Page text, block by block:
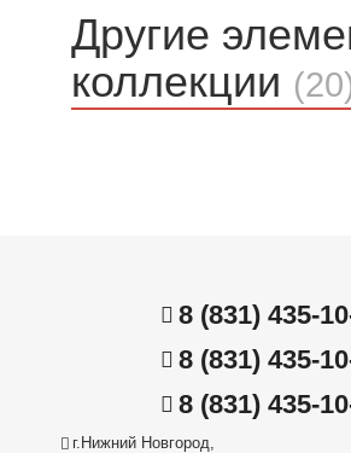
Другие
коллекции
8 (831) 435-
8 (831) 435-
8 (831) 435-
г.Нижний Новгород,